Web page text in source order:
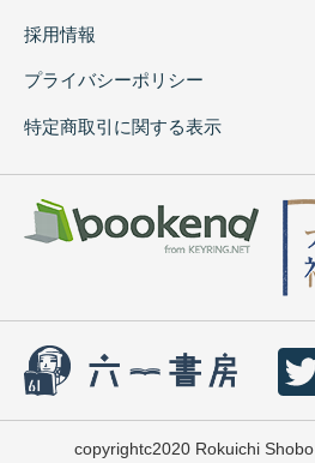
採用情報
プライバシーポリシー
特定商取引に関する表示
copyrightc2020 Rokuichi